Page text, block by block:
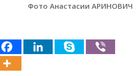
Фото Анастасии АРИНОВИЧ